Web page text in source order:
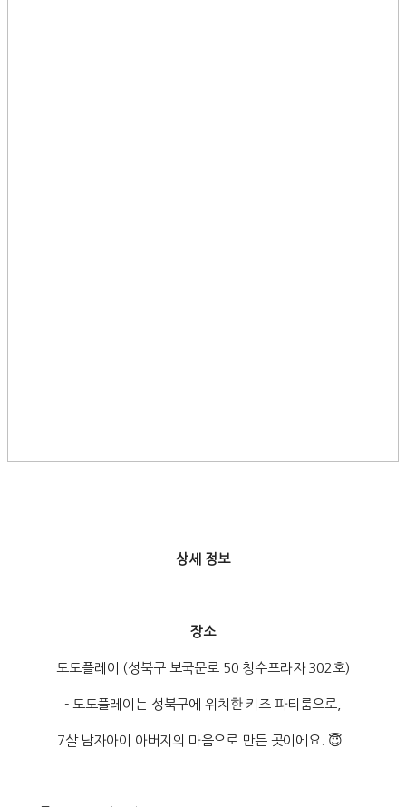
상세 정보
장소
도도플레이 (성북구 보국문로 50 청수프라자 302호)
- 도도플레이는 성북구에 위치한 키즈 파티룸으로,
7살 남자아이 아버지의 마음으로 만든 곳이에요. 😇